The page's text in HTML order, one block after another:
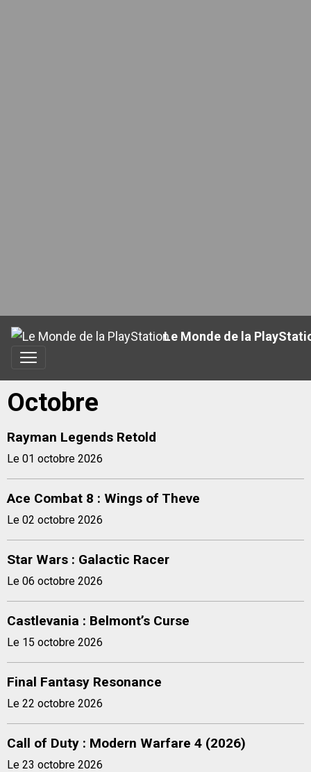
Le Monde de la
Octobre
Rayman Legends Retold
Le 01 octobre 2026
Ace Combat 8 : Wings of Theve
Le 02 octobre 2026
Star Wars : Galactic Racer
Le 06 octobre 2026
Castlevania : Belmont’s Curse
Le 15 octobre 2026
Final Fantasy Resonance
Le 22 octobre 2026
Call of Duty : Modern Warfare 4 (2026)
Le 23 octobre 2026